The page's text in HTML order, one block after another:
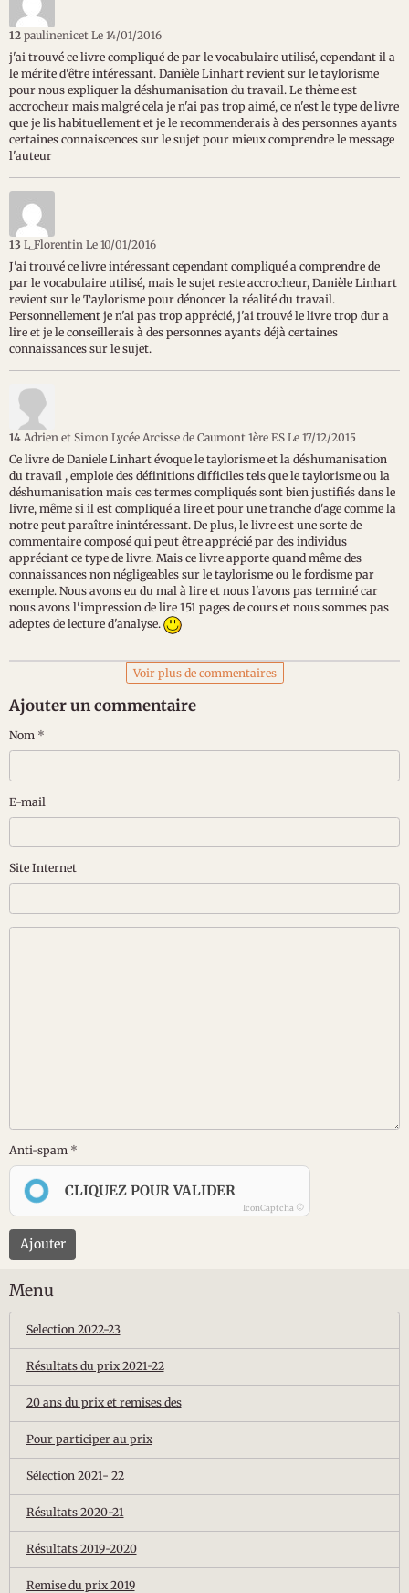
12 paulinenicet Le 14/01/2016
j'ai trouvé ce livre compliqué de par le vocabulaire utilisé, cependant il a
le mérite d'être intéressant. Danièle Linhart revient sur le taylorisme
pour nous expliquer la déshumanisation du travail. Le thème est
accrocheur mais malgré cela je n'ai pas trop aimé, ce n'est le type de livre
que je lis habituellement et je le recommenderais à des personnes ayants
certaines connaiscences sur le sujet pour mieux comprendre le message
l'auteur
13 L_Florentin Le 10/01/2016
J'ai trouvé ce livre intéressant cependant compliqué a comprendre de
par le vocabulaire utilisé, mais le sujet reste accrocheur, Danièle Linhart
revient sur le Taylorisme pour dénoncer la réalité du travail.
Personnellement je n'ai pas trop apprécié, j'ai trouvé le livre trop dur a
lire et je le conseillerais à des personnes ayants déjà certaines
connaissances sur le sujet.
14 Adrien et Simon Lycée Arcisse de Caumont 1ère ES Le 17/12/2015
Ce livre de Daniele Linhart évoque le taylorisme et la déshumanisation
du travail , emploie des définitions difficiles tels que le taylorisme ou la
déshumanisation mais ces termes compliqués sont bien justifiés dans le
livre, même si il est compliqué a lire et pour une tranche d'age comme la
notre peut paraître inintéressant. De plus, le livre est une sorte de
commentaire composé qui peut être apprécié par des individus
appréciant ce type de livre. Mais ce livre apporte quand même des
connaissances non négligeables sur le taylorisme ou le fordisme par
exemple. Nous avons eu du mal à lire et nous l'avons pas terminé car
nous avons l'impression de lire 151 pages de cours et nous sommes pas
adeptes de lecture d'analyse.
Voir plus de commentaires
Ajouter un commentaire
Nom
E-mail
Site Internet
Anti-spam
CLIQUEZ POUR VALIDER
IconCaptcha ©
Ajouter
Menu
Selection 2022-23
Résultats du prix 2021-22
20 ans du prix et remises des
Pour participer au prix
Sélection 2021- 22
Résultats 2020-21
Résultats 2019-2020
Remise du prix 2019